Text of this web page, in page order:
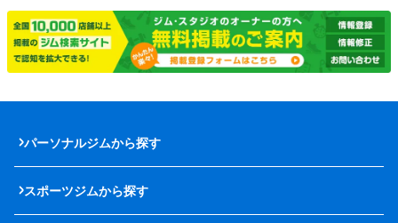
パーソナルジムから探す
スポーツジムから探す